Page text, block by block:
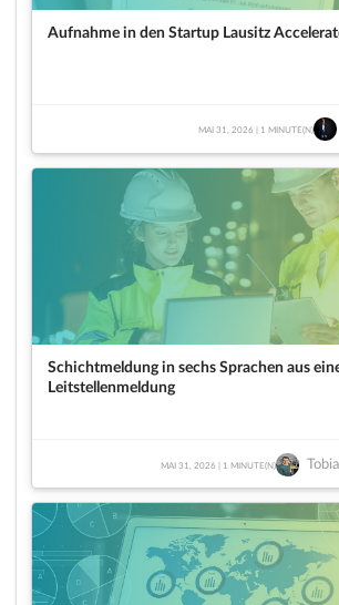
Aufnahme in den Startup Lausitz
MAI 31, 2026 | 1 MINUTE(N)
Schichtmeldung in sechs Sprachen aus
Leitstellenmeldung
MAI 31, 2026 | 1 MINUTE(N)